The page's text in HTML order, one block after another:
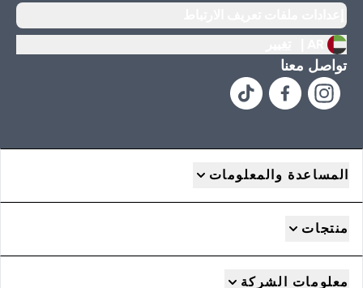
تواصل معنا
المساعدة والمعلومات
منتجات
معلومات الشركة